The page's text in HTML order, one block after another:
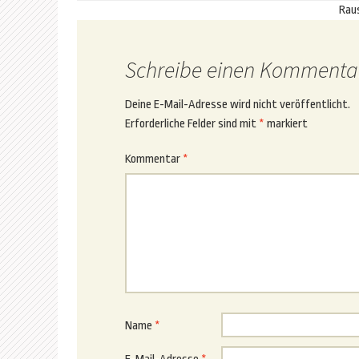
Schreibe einen
Deine E-Mail-Adresse wird nicht veröffentlicht.
Erforderliche Felder sind mit * markiert
Kommentar *
Name *